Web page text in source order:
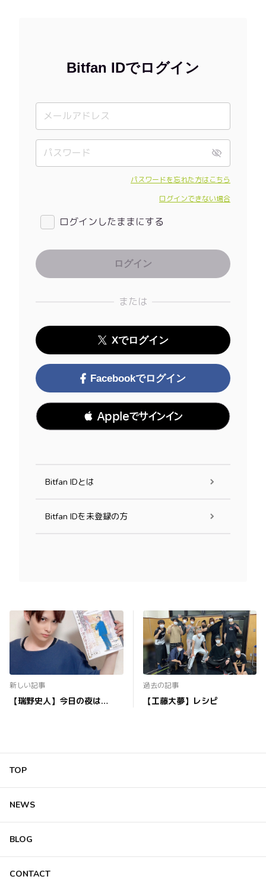
Bitfan IDでログイン
パスワードを忘れた方はこちら
ログインできない場合
ログインしたままにする
または
Xでログイン
Facebookでログイン
 Appleでサインイン
Bitfan IDとは
Bitfan IDを未登録の方
新しい記事
【瑞野史人】今日の夜は…
過去の記事
【工藤大夢】レシピ
TOP
NEWS
BLOG
CONTACT